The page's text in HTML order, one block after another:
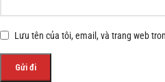
Lưu tên của tôi, email, và trang web